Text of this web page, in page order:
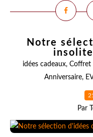
Notre
idées cadeaux, Coffret
Anniversaire,
Par